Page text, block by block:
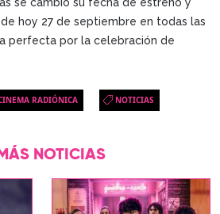
hoy 27 de septiembre en todas las
perfecta por la celebración de
RADIÓNICA NOTICIAS
MÁS NOTICIAS